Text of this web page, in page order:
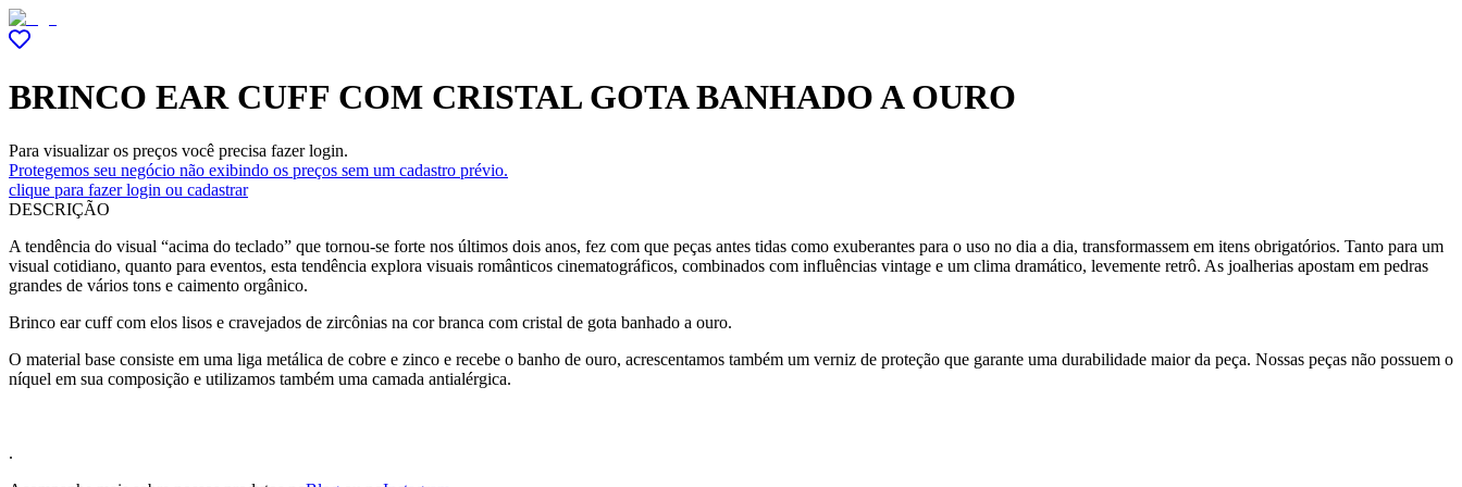
BRINCO EAR CUFF COM CRISTAL GOTA BANHADO A OURO
Para visualizar os preços você precisa fazer login.
Protegemos seu negócio não exibindo os preços sem um cadastro prévio.
clique para fazer login ou cadastrar
DESCRIÇÃO
A tendência do visual “acima do teclado” que tornou-se forte nos últimos dois anos, fez com que peças antes tidas como exuberantes para o uso no dia a dia, transformassem em itens obrigatórios. Tanto para um
visual cotidiano, quanto para eventos, esta tendência explora visuais românticos cinematográficos, combinados com influências vintage e um clima dramático, levemente retrô. As joalherias apostam em pedras
grandes de vários tons e caimento orgânico.
Brinco ear cuff com elos lisos e cravejados de zircônias na cor branca com cristal de gota banhado a ouro.
O material base consiste em uma liga metálica de cobre e zinco e recebe o banho de ouro, acrescentamos também um verniz de proteção que garante uma durabilidade maior da peça. Nossas peças não possuem o
níquel em sua composição e utilizamos também uma camada antialérgica.
.